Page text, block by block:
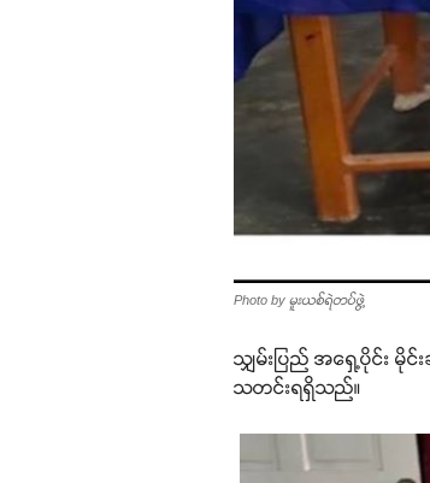
Photo by မူးယစ်ရဲတပ်ဖွဲ့
သျှမ်းပြည် အရှေ့ပိုင်း မို
သတင်းရရှိသည်။